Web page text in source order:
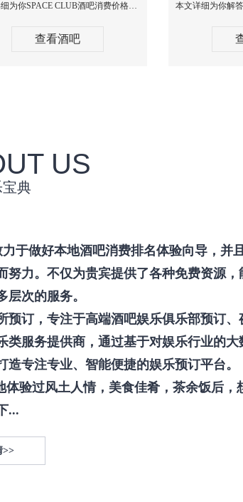
本文详细为你SPACE CLUB酒吧消费价格点评，更多关于最好玩最大高端的酒吧体验免费咨询150 99997335微信同步！
查看酒吧
US
典
于做好本地酒吧消费排名体验向导，并
努力。不仅为贵宾提供了各种免费资源，
层次的服务。
预订，专注于高端酒吧娱乐俱乐部预订、
类服务提供商，通过基于对娱乐行业的
造专注专业、智能便捷的娱乐预订平台。
验过风土人情，美食佳肴，茶余饭后，
...
>>